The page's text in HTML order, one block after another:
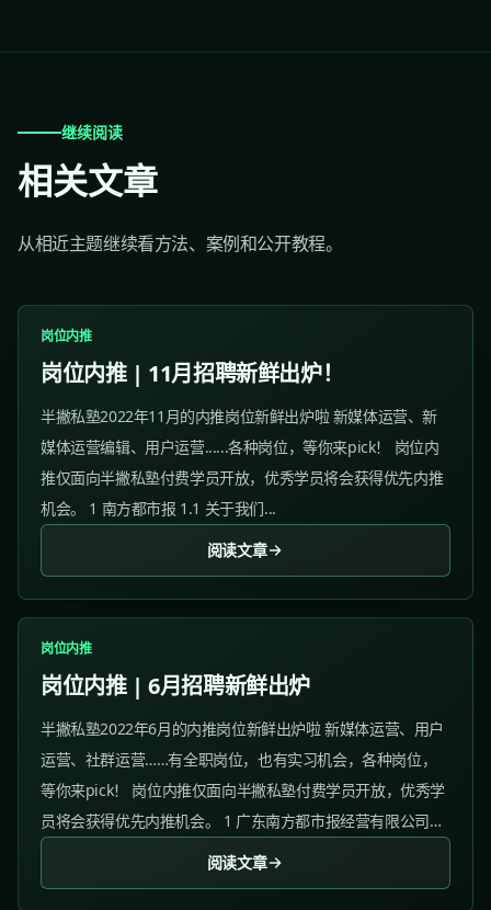
继续阅读
相关文章
从相近主题继续看方法、案例和公开教程。
岗位内推
岗位内推 | 11月招聘新鲜出炉！
半撇私塾2022年11月的内推岗位新鲜出炉啦 新媒体运营、新
媒体运营编辑、用户运营......各种岗位，等你来pick！ 岗位内
推仅面向半撇私塾付费学员开放，优秀学员将会获得优先内推
机会。 1 南方都市报 1.1 关于我们...
阅读文章
岗位内推
岗位内推 | 6月招聘新鲜出炉
半撇私塾2022年6月的内推岗位新鲜出炉啦 新媒体运营、用户
运营、社群运营……有全职岗位，也有实习机会，各种岗位，
等你来pick！ 岗位内推仅面向半撇私塾付费学员开放，优秀学
员将会获得优先内推机会。 1 广东南方都市报经营有限公司
阅读文章